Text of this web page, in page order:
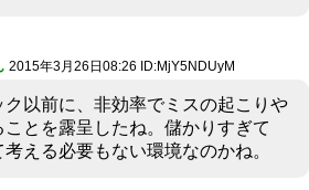
2015年3月26日08:26 ID:MjY5NDUyM
以前に、非効率でミスの起こりや
とを露呈したね。儲かりすぎて
える必要もない環境なのかね。